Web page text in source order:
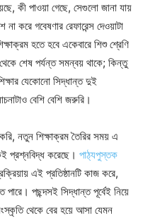
কী পাওয়া গেছে, সেগুলো জানা যায়
করে গবেষণার রেফারেন্স দেওয়াটা
হতে হবে একেবারে শিশু শ্রেণি
শেষ পর্যন্ত সমন্বয় থাকে; কিন্তু
যেকোনো সিদ্ধান্ত দুই
বেশি বেশি জরুরি।
নতুন শিক্ষাক্রম তৈরির সময় এ
প্রশ্নবিদ্ধ করেছে। পাঠ্যপুস্তক
এই প্রতিষ্ঠানটি কাজ করে,
পছন্দসই সিদ্ধান্ত পূর্বেই নিয়ে
থেকে বের হয়ে আসা যেমন